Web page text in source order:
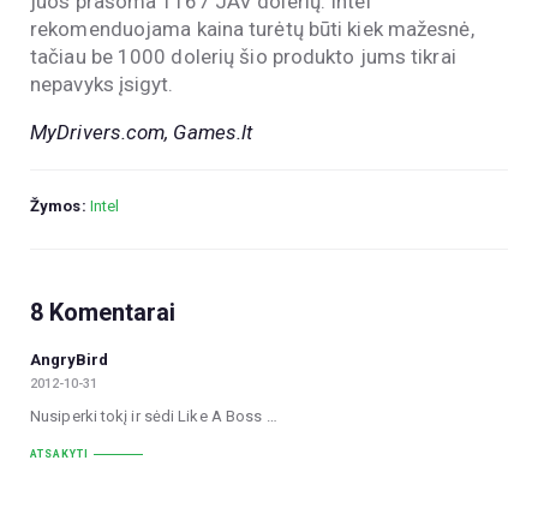
rekomenduojama kaina turėtų būti kiek mažesnė,
tačiau be 1000 dolerių šio produkto jums tikrai
nepavyks įsigyt.
MyDrivers.com, Games.lt
Žymos: Intel
8 Komentarai
AngryBird
2012-10-31
Nusiperki tokį ir sėdi Like A Boss …
ATSAKYTI